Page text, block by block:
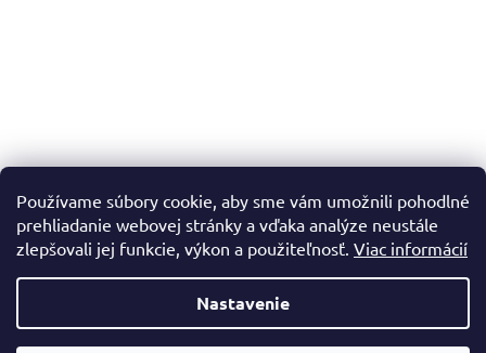
Používame súbory cookie, aby sme vám umožnili pohodlné
prehliadanie webovej stránky a vďaka analýze neustále
zlepšovali jej funkcie, výkon a použiteľnosť. Viac informácií
Nastavenie
Vytvoril Shoptet